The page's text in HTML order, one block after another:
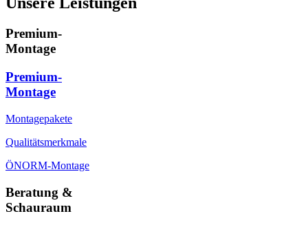
Premium-
Montage
Premium-
Montage
Montagepakete
Qualitätsmerkmale
ÖNORM-Montage
Beratung &
Schauraum